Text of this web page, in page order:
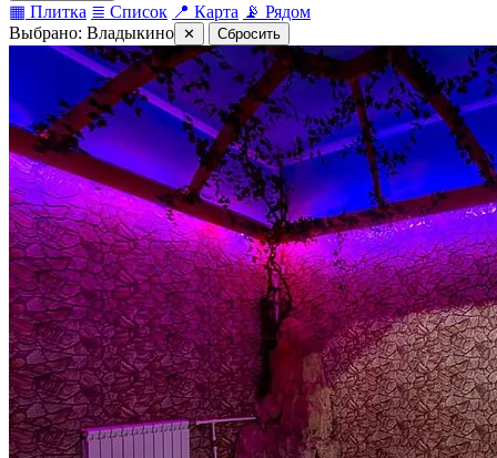
▦ Плитка ≣ Список 📍 Карта 📡 Рядом
Выбрано: Владыкино ✕ Сбросить